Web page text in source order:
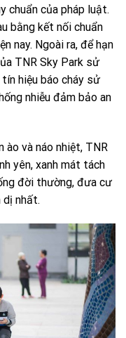
chuẩn của pháp luật.
bằng kết nối chuẩn
nay. Ngoài ra, để hạn
TNR Sky Park sử
hiệu báo cháy sử
nhiễu đảm bảo an
ào và náo nhiệt, TNR
yên, xanh mát tách
đời thường, đưa cư
dị nhất.